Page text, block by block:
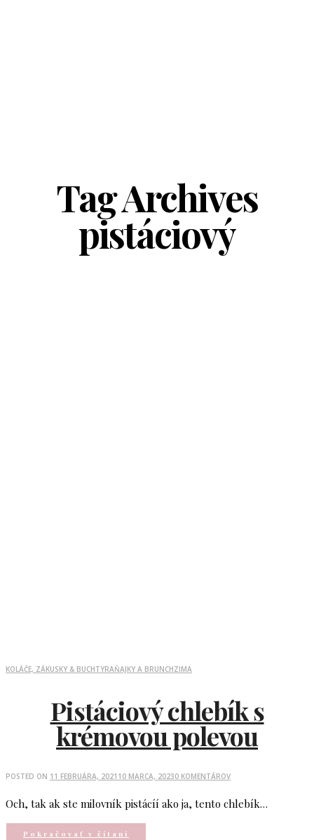
Tag Archives
pistáciový
KOLÁČE, ZÁKUSKY & BUCHTYRAŇAJKY A BRUNCHZIMA
Pistáciový chlebík s
krémovou polevou
POSTED ON 11 FEBRUÁRA, 2021 10 MARCA, 20230 KOMENTÁROV
Och, tak ak ste milovník pistácíí ako ja, tento chlebík…
Pokračovať v čítaní